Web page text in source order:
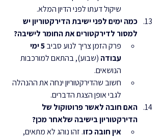
שיקול דעתו לפני הדיון המלא.
כמה ימים לפני ישיבת הדירקטוריון יש
למסור לדירקטורים את החומר לישיבה?
פרק הזמן צריך לנוע סביב
5 ימי
עבודה (שבוע), בהתאם למורכבות
הנושאים.
חשוב שהדירקטוריון ינחה את ההנהלה
לגבי אופן הצגת הדברים.
האם חובה לאשר פרוטוקול של
הדירקטוריון בישיבה שלאחר מכן?
אין חובה כזו. זהו נוהג לא מתאים,